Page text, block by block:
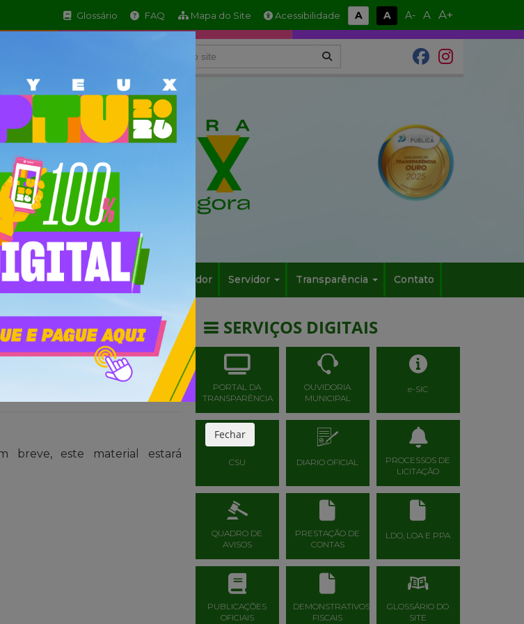
Glossário FAQ Mapa do Site Acessibilidade A A A- A A+
Serviços Sala do Empreendedor Servidor Transparência Contato
breve, este material estará
SERVIÇOS DIGITAIS
PORTAL DA
TRANSPARÊNCIA
OUVIDORIA
MUNICIPAL
e-SIC
CSU DIARIO OFICIAL
PROCESSOS DE
LICITAÇÃO
QUADRO DE
AVISOS
PRESTAÇÃO DE
CONTAS
LDO, LOA E PPA
PUBLICAÇÕES
OFICIAIS
DEMONSTRATIVOS
FISCAIS
GLOSSÁRIO DO
SITE
Fechar